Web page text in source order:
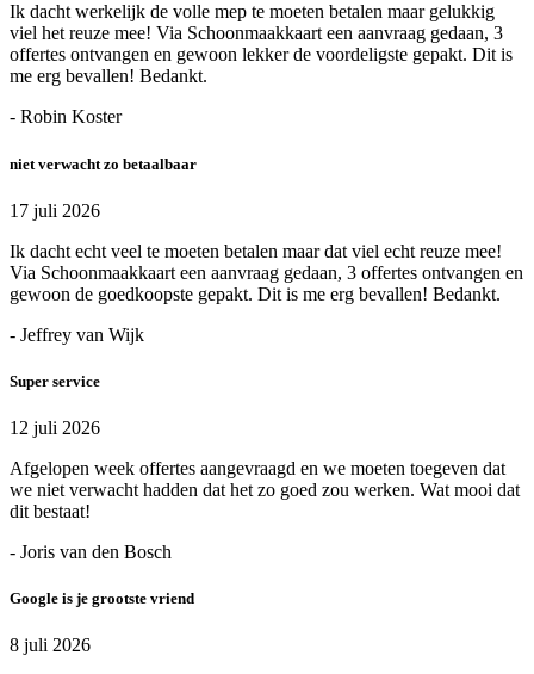
Ik dacht werkelijk de volle mep te moeten betalen maar gelukkig
viel het reuze mee! Via Schoonmaakkaart een aanvraag gedaan, 3
offertes ontvangen en gewoon lekker de voordeligste gepakt. Dit is
me erg bevallen! Bedankt.
- Robin Koster
niet verwacht zo betaalbaar
17 juli 2026
Ik dacht echt veel te moeten betalen maar dat viel echt reuze mee!
Via Schoonmaakkaart een aanvraag gedaan, 3 offertes ontvangen en
gewoon de goedkoopste gepakt. Dit is me erg bevallen! Bedankt.
- Jeffrey van Wijk
Super service
12 juli 2026
Afgelopen week offertes aangevraagd en we moeten toegeven dat
we niet verwacht hadden dat het zo goed zou werken. Wat mooi dat
dit bestaat!
- Joris van den Bosch
Google is je grootste vriend
8 juli 2026